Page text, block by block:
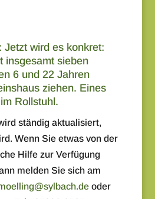
Jetzt wird es konkret:
insgesamt sieben
6 und 22 Jahren
ziehen. Eines
Rollstuhl.
ständig aktualisiert,
Wenn Sie etwas von der
Hilfe zur Verfügung
melden Sie sich am
oder